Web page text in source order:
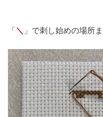
「 ＼ 」で刺し始めの場所